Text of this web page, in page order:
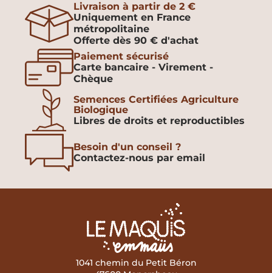
Livraison à partir de 2 €
Uniquement en France
métropolitaine
Offerte dès 90 € d'achat
Paiement sécurisé
Carte bancaire - Virement -
Chèque
Semences Certifiées Agriculture
Biologique
Libres de droits et reproductibles
Besoin d'un conseil ?
Contactez-nous par email
1041 chemin du Petit Béron